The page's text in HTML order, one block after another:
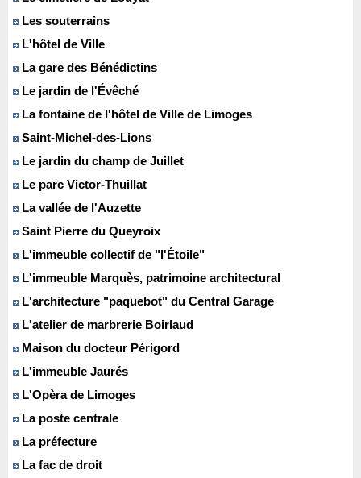
Les souterrains
L'hôtel de Ville
La gare des Bénédictins
Le jardin de l'Évêché
La fontaine de l'hôtel de Ville de Limoges
Saint-Michel-des-Lions
Le jardin du champ de Juillet
Le parc Victor-Thuillat
La vallée de l'Auzette
Saint Pierre du Queyroix
L'immeuble collectif de "l'Étoile"
L'immeuble Marquès, patrimoine architectural
L'architecture "paquebot" du Central Garage
L'atelier de marbrerie Boirlaud
Maison du docteur Périgord
L'immeuble Jaurés
L'Opèra de Limoges
La poste centrale
La préfecture
La fac de droit